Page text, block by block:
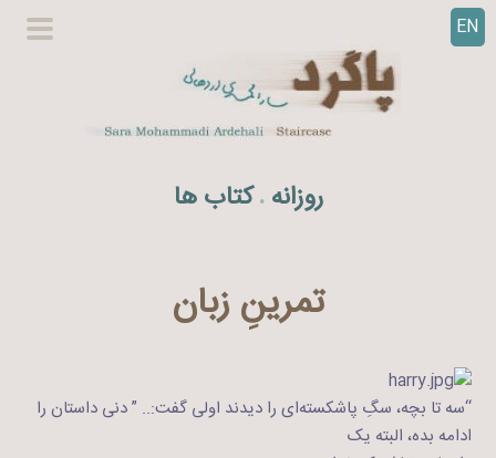
EN
روزانه . کتاب ها
تمرینِ زبان
“سه تا بچه، سگِ پا‌شکسته‌ای را دیدند اولی گفت:.. ” دنی داستان را
ادامه بده، البته یک